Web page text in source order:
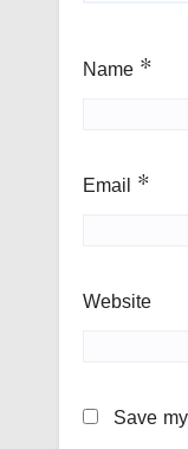
Name *
Email *
Website
Save